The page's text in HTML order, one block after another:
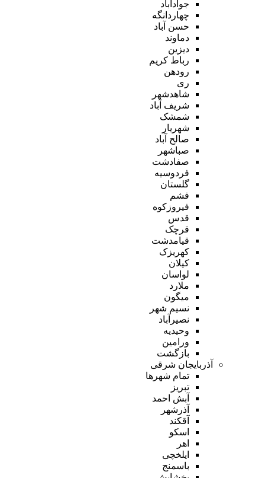
جوادآباد
چهاردانگه
حسن آباد
دماوند
دیزین
رباط کریم
رودهن
ری
شاهدشهر
شریف آباد
شمشک
شهریار
صالح آباد
صباشهر
صفادشت
فردوسیه
گلستان
فشم
فیروزکوه
قدس
قرچک
قیامدشت
کهریزک
کیلان
لواسان
ملارد
میگون
نسیم شهر
نصیرآباد
وحیدیه
ورامین
بازگشت
آذربایجان شرقی
تمام شهر‌ها
تبریز
آبش احمد
آذرشهر
آقکند
اسکو
اهر
ایلخچی
باسمنج